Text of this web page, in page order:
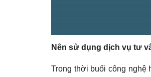
Nên sử dụng dịch vụ tư
Trong thời buổi công nghệ